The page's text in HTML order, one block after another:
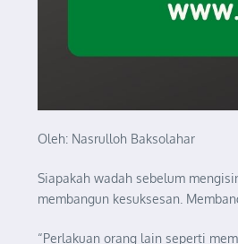
Oleh: Nasrulloh Baksolahar
Siapakah wadah sebelum
membangun kesuksesan.
“Perlakuan orang lain seperti